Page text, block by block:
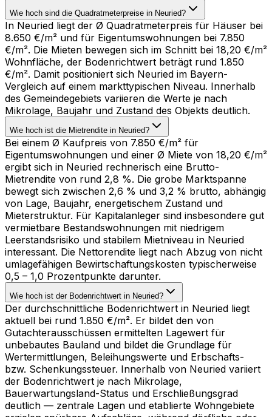
Wie hoch sind die Quadratmeterpreise in Neuried?
In Neuried liegt der Ø Quadratmeterpreis für Häuser bei
8.650 €/m² und für Eigentumswohnungen bei 7.850
€/m². Die Mieten bewegen sich im Schnitt bei 18,20 €/m²
Wohnfläche, der Bodenrichtwert beträgt rund 1.850
€/m². Damit positioniert sich Neuried im Bayern-
Vergleich auf einem markttypischen Niveau. Innerhalb
des Gemeindegebiets variieren die Werte je nach
Mikrolage, Baujahr und Zustand des Objekts deutlich.
Wie hoch ist die Mietrendite in Neuried?
Bei einem Ø Kaufpreis von 7.850 €/m² für
Eigentumswohnungen und einer Ø Miete von 18,20 €/m²
ergibt sich in Neuried rechnerisch eine Brutto-
Mietrendite von rund 2,8 %. Die grobe Marktspanne
bewegt sich zwischen 2,6 % und 3,2 % brutto, abhängig
von Lage, Baujahr, energetischem Zustand und
Mieterstruktur. Für Kapitalanleger sind insbesondere gut
vermietbare Bestandswohnungen mit niedrigem
Leerstandsrisiko und stabilem Mietniveau in Neuried
interessant. Die Nettorendite liegt nach Abzug von nicht
umlagefähigen Bewirtschaftungskosten typischerweise
0,5 – 1,0 Prozentpunkte darunter.
Wie hoch ist der Bodenrichtwert in Neuried?
Der durchschnittliche Bodenrichtwert in Neuried liegt
aktuell bei rund 1.850 €/m². Er bildet den von
Gutachterausschüssen ermittelten Lagewert für
unbebautes Bauland und bildet die Grundlage für
Wertermittlungen, Beleihungswerte und Erbschafts-
bzw. Schenkungssteuer. Innerhalb von Neuried variiert
der Bodenrichtwert je nach Mikrolage,
Bauerwartungsland-Status und Erschließungsgrad
deutlich — zentrale Lagen und etablierte Wohngebiete